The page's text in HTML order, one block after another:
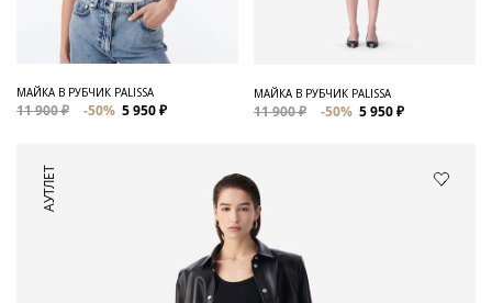
МАЙКА В РУБЧИК PALISSA
11 900 ₽ -50% 5 950 ₽
МАЙКА В РУБЧИК PALISSA
11 900 ₽ -50% 5 950 ₽
АУТЛЕТ